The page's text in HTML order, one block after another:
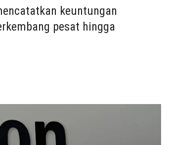
keuntungan
pesat hingga